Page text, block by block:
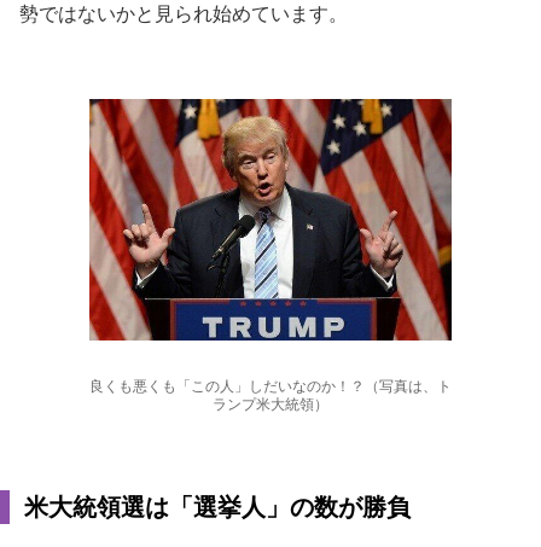
勢ではないかと見られ始めています。
良くも悪くも「この人」しだいなのか！？（写真は、ト
ランプ米大統領）
米大統領選は「選挙人」の数が勝負